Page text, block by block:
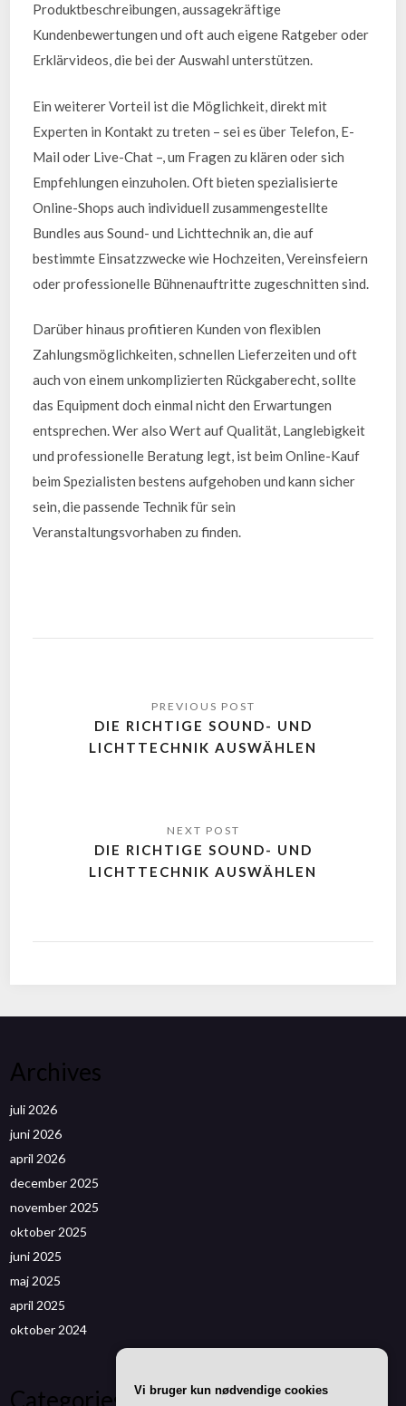
Produktbeschreibungen, aussagekräftige
Kundenbewertungen und oft auch eigene Ratgeber oder
Erklärvideos, die bei der Auswahl unterstützen.
Ein weiterer Vorteil ist die Möglichkeit, direkt mit
Experten in Kontakt zu treten – sei es über Telefon, E-
Mail oder Live-Chat –, um Fragen zu klären oder sich
Empfehlungen einzuholen. Oft bieten spezialisierte
Online-Shops auch individuell zusammengestellte
Bundles aus Sound- und Lichttechnik an, die auf
bestimmte Einsatzzwecke wie Hochzeiten, Vereinsfeiern
oder professionelle Bühnenauftritte zugeschnitten sind.
Darüber hinaus profitieren Kunden von flexiblen
Zahlungsmöglichkeiten, schnellen Lieferzeiten und oft
auch von einem unkomplizierten Rückgaberecht, sollte
das Equipment doch einmal nicht den Erwartungen
entsprechen. Wer also Wert auf Qualität, Langlebigkeit
und professionelle Beratung legt, ist beim Online-Kauf
beim Spezialisten bestens aufgehoben und kann sicher
sein, die passende Technik für sein
Veranstaltungsvorhaben zu finden.
DIE RICHTIGE SOUND- UND
LICHTTECHNIK AUSWÄHLEN
DIE RICHTIGE SOUND- UND
LICHTTECHNIK AUSWÄHLEN
Archives
juli 2026
juni 2026
april 2026
december 2025
november 2025
oktober 2025
juni 2025
maj 2025
april 2025
oktober 2024
Categories Vi bruger kun nødvendige cookies